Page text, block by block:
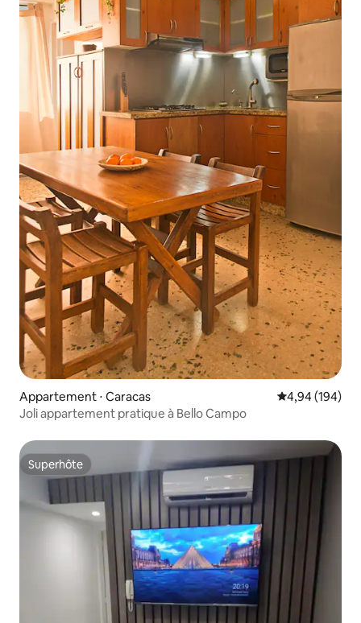
Appartement ⋅ Caracas Évaluation
4,94 (194)
Joli appartement pratique à Bello Campo
Superhôte
Superhôte